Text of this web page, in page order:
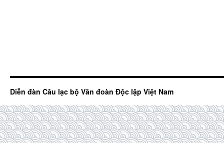
Diễn đàn Câu lạc bộ Văn đoàn Độc lập Việt Nam